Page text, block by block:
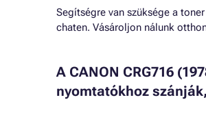
Segítségre van szüksége a
chaten. Vásároljon nálunk
A CANON CRG716
nyomtatókhoz